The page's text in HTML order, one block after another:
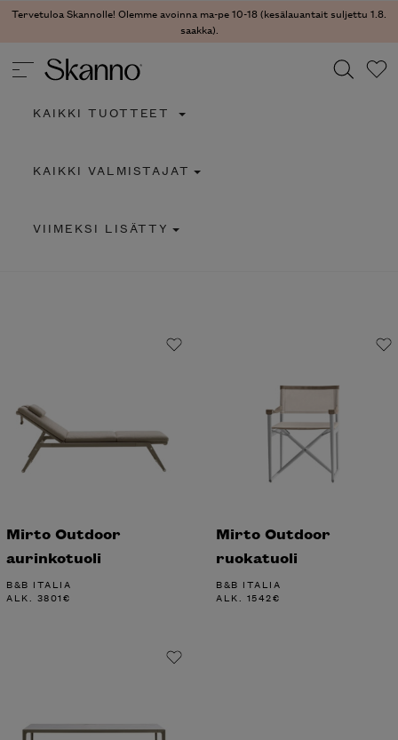
Tervetuloa Skannolle! Olemme avoinna ma-pe 10-18 (kesälauantait suljettu 1.8.
saakka).
Type 2 or more characters for results.
KAIKKI TUOTTEET
KAIKKI VALMISTAJAT
VIIMEKSI LISÄTTY
Mirto Outdoor
aurinkotuoli
B&B ITALIA
ALK. 3801€
Mirto Outdoor
ruokatuoli
B&B ITALIA
ALK. 1542€